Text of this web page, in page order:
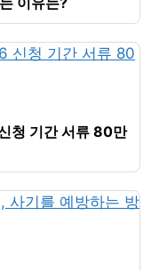
청 기간 서류 80만